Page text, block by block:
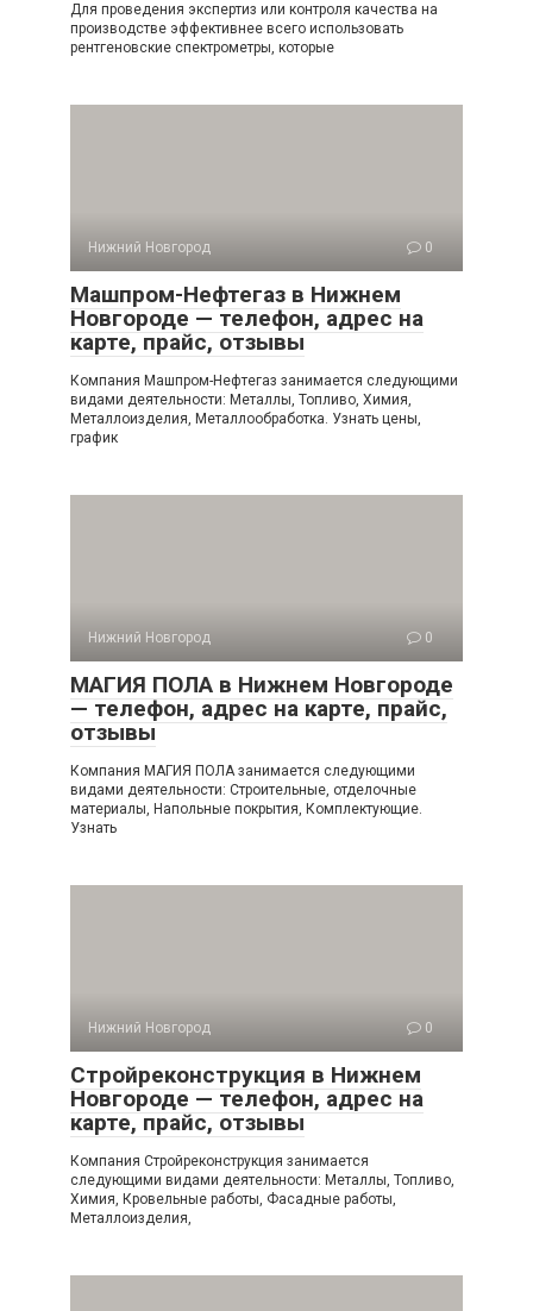
Для проведения экспертиз или контроля качества на
производстве эффективнее всего использовать
рентгеновские спектрометры, которые
Нижний Новгород 0
Машпром-Нефтегаз в Нижнем
Новгороде — телефон, адрес на
карте, прайс, отзывы
Компания Машпром-Нефтегаз занимается следующими
видами деятельности: Металлы, Топливо, Химия,
Металлоизделия, Металлообработка. Узнать цены,
график
Нижний Новгород 0
МАГИЯ ПОЛА в Нижнем Новгороде
— телефон, адрес на карте, прайс,
отзывы
Компания МАГИЯ ПОЛА занимается следующими
видами деятельности: Строительные, отделочные
материалы, Напольные покрытия, Комплектующие.
Узнать
Нижний Новгород 0
Стройреконструкция в Нижнем
Новгороде — телефон, адрес на
карте, прайс, отзывы
Компания Стройреконструкция занимается
следующими видами деятельности: Металлы, Топливо,
Химия, Кровельные работы, Фасадные работы,
Металлоизделия,